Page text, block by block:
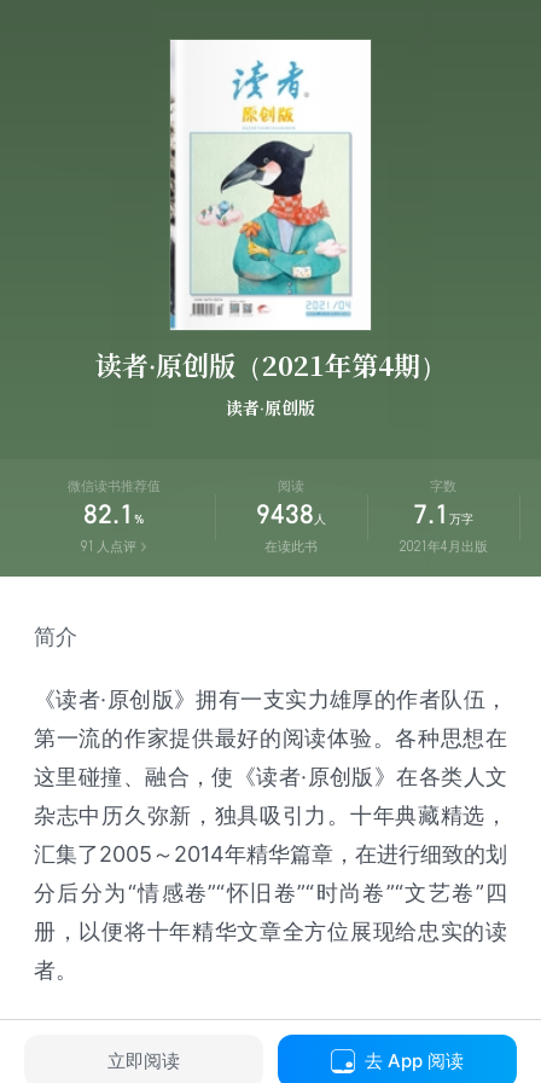
读者·原创版（2021年第4期）
读者·原创版
微信读书推荐值
82.1 %
91 人点评
阅读
9438 人
在读此书
字数
7.1 万字
2021年4月出版
简介
《读者·原创版》拥有一支实力雄厚的作者队伍，
第一流的作家提供最好的阅读体验。各种思想在
这里碰撞、融合，使《读者·原创版》在各类人文
杂志中历久弥新，独具吸引力。十年典藏精选，
汇集了2005～2014年精华篇章，在进行细致的划
分后分为“情感卷”“怀旧卷”“时尚卷”“文艺卷”四
册，以便将十年精华文章全方位展现给忠实的读
者。
立即阅读 去 App 阅读